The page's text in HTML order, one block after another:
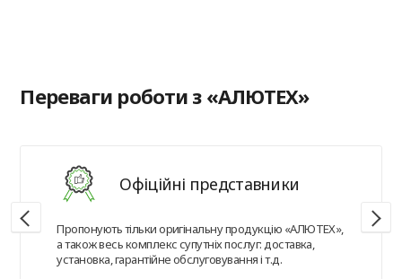
Переваги роботи з «АЛЮТЕХ»
Офіційні представники
Пропонують тільки оригінальну продукцію «АЛЮТЕХ»,
а також весь комплекс супутніх послуг: доставка,
установка, гарантійне обслуговування і т.д.